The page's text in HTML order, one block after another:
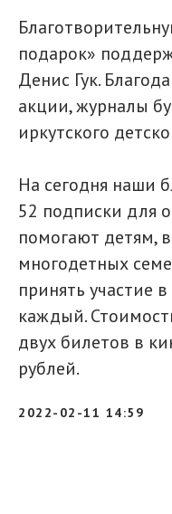
подарок»
Денис Гук.
акции, журналы
иркутского
На сегодня наши
52 подписки для
помогают детям,
многодетных
принять участие
каждый.
двух билетов в
рублей.
2022-02-11 14:59